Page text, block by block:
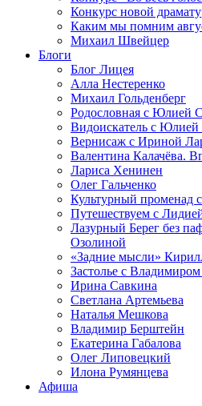
Конкурс новой
Каким мы помним
Михаил Швейцер
Блоги
Блог Лицея
Алла Нестеренко
Михаил Гольденберг
Родословная с Юлией
Видоискатель с
Вернисаж с Ириной
Валентина Калачёва.
Лариса Хенинен
Олег Гальченко
Культурный променад
Путешествуем с
Лазурный Берег без
Озолиной
«Задние мысли»
Застолье с
Ирина Савкина
Светлана Артемьева
Наталья Мешкова
Владимир Берштейн
Екатерина Габалова
Олег Липовецкий
Илона Румянцева
Афиша